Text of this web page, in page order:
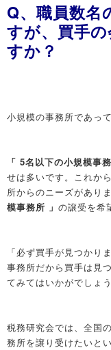
Q、職員数名
すが、買手
すか？
小規模の事務所であっ
「 5名以下の小規模事務
せは多いです。これか
所からのニーズがあり
模事務所 」 の譲受を希
「必ず買手が見つかり
事務所だから買手は見
てみてはいかがでしょう
税務研究会では、全国
務所を譲り受けたいと